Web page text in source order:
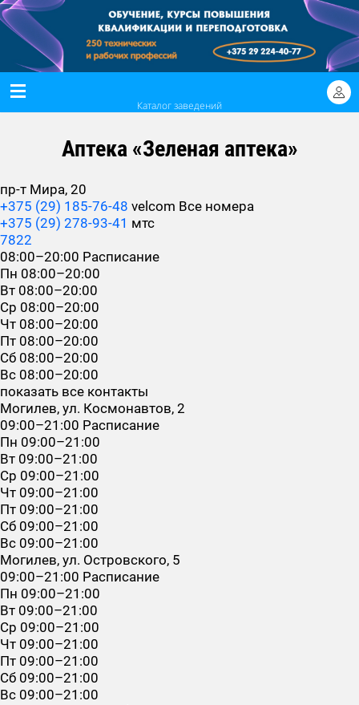
Каталог заведений
Аптека «Зеленая аптека»
пр-т Мира, 20
+375 (29) 185-76-48 velcom Все номера
+375 (29) 278-93-41 мтс
7822
08:00–20:00 Расписание
Пн 08:00–20:00
Вт 08:00–20:00
Ср 08:00–20:00
Чт 08:00–20:00
Пт 08:00–20:00
Сб 08:00–20:00
Вс 08:00–20:00
показать все контакты
Могилев, ул. Космонавтов, 2
09:00–21:00 Расписание
Пн 09:00–21:00
Вт 09:00–21:00
Ср 09:00–21:00
Чт 09:00–21:00
Пт 09:00–21:00
Сб 09:00–21:00
Вс 09:00–21:00
Могилев, ул. Островского, 5
09:00–21:00 Расписание
Пн 09:00–21:00
Вт 09:00–21:00
Ср 09:00–21:00
Чт 09:00–21:00
Пт 09:00–21:00
Сб 09:00–21:00
Вс 09:00–21:00